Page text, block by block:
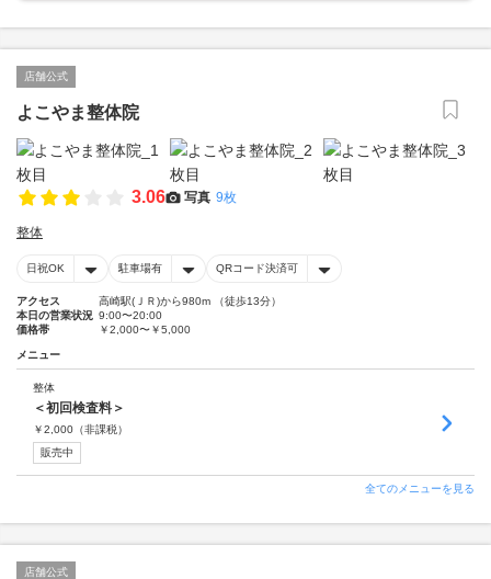
店舗公式
よこやま整体院
3.06 写真 9枚
整体
日祝OK 駐車場有 QRコード決済可
アクセス
高崎駅(ＪＲ)から980m （徒歩13分）
本日の営業状況 9:00〜20:00
価格帯
￥2,000〜￥5,000
メニュー
整体
＜初回検査料＞
￥2,000 （非課税）
販売中
全てのメニューを見る
店舗公式